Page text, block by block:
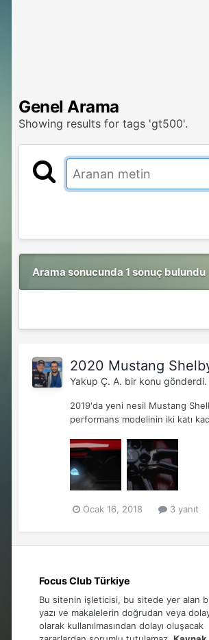
Genel Arama
Showing results for tags 'gt500'.
Arama sonucunda 1 sonuç bulundu
2020 Mustang
Yakup Ç. A. bir konu gönderdi.
2019'da yeni nesil Mustang
performans modelinin iki katı
Ocak 16, 2018 3 yanıt
Focus Club Türkiye
Bu sitenin işleticisi, bu sitede yer alan
yazı ve makalelerin doğrudan veya
olarak kullanılmasından dolayı oluşacak